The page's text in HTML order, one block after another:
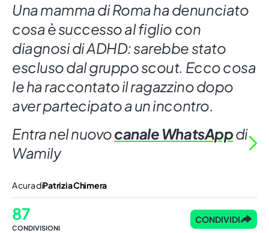
Una mamma di Roma ha denunciato
cosa è successo al figlio con
diagnosi di ADHD: sarebbe stato
escluso dal gruppo scout. Ecco cosa
le ha raccontato il ragazzino dopo
aver partecipato a un incontro.
Entra nel nuovocanale WhatsAppdi
Wamily
A cura diPatrizia Chimera
87
CONDIVISIONI
CONDIVIDI